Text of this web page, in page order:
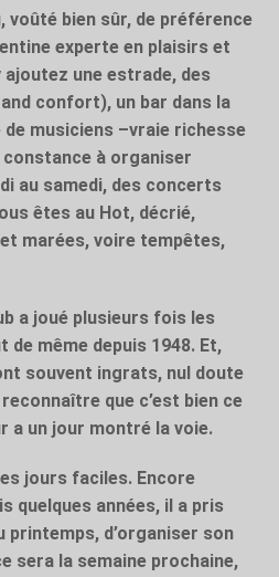
voûté bien sûr, de préférence
experte en plaisirs et
une estrade, des
confort), un bar dans la
musiciens –vraie richesse
à organiser
au samedi, des concerts
êtes au Hot, décrié,
marées, voire tempêtes,
a joué plusieurs fois les
de même depuis 1948. Et,
souvent ingrats, nul doute
que c’est bien ce
a un jour montré la voie.
jours faciles. Encore
quelques années, il a pris
printemps, d’organiser son
sera la semaine prochaine,